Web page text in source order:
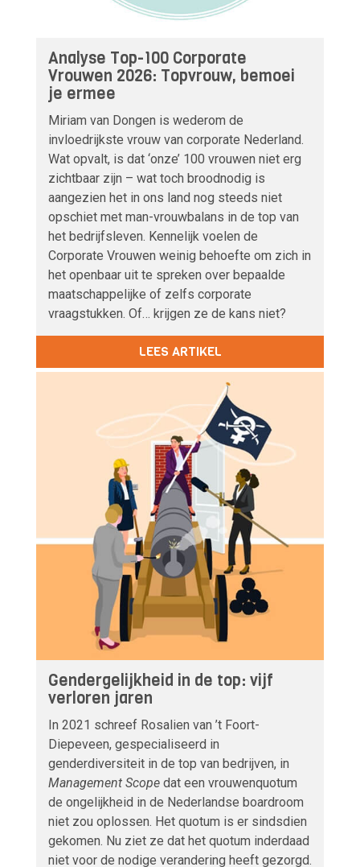
Analyse Top-100 Corporate
Vrouwen 2026: Topvrouw, bemoei
je ermee
Miriam van Dongen is wederom de
invloedrijkste vrouw van corporate Nederland.
Wat opvalt, is dat ‘onze’ 100 vrouwen niet erg
zichtbaar zijn – wat toch broodnodig is
aangezien het in ons land nog steeds niet
opschiet met man-vrouwbalans in de top van
het bedrijfsleven. Kennelijk voelen de
Corporate Vrouwen weinig behoefte om zich in
het openbaar uit te spreken over bepaalde
maatschappelijke of zelfs corporate
vraagstukken. Of… krijgen ze de kans niet?
LEES ARTIKEL
Gendergelijkheid in de top: vijf
verloren jaren
In 2021 schreef Rosalien van ’t Foort-
Diepeveen, gespecialiseerd in
genderdiversiteit in de top van bedrijven, in
Management Scope dat een vrouwenquotum
de ongelijkheid in de Nederlandse boardroom
niet zou oplossen. Het quotum is er sindsdien
gekomen. Nu ziet ze dat het quotum inderdaad
niet voor de nodige verandering heeft gezorgd.